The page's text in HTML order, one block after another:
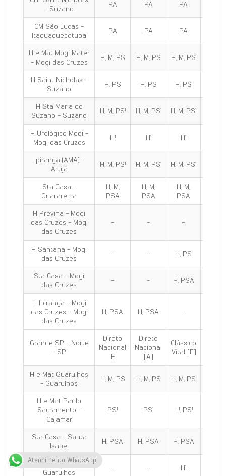
- Suzano
PA PA PA
CM São Lucas -
Itaquaquecetuba
PA PA PA
H e Mat Mogi Mater
- Mogi das Cruzes
H, M, PS H, M, PS H, M, PS
H Saint Nicholas -
Suzano
H, PS H, PS H, PS
H Sta Maria de
Suzano - Suzano
H, M, PS¹ H, M, PS¹ H, M, PS¹
H Urológico Mogi -
Mogi das Cruzes
H¹ H¹ H¹
Ipiranga (AMA) -
Arujá
H, M, PS¹ H, M, PS¹ H, M, PS¹
Sta Casa -
Guararema
H, M,
PSA
H, M,
PSA
H, M,
PSA
H Previna - Mogi
das Cruzes - Mogi
das Cruzes
- - H
H Santana - Mogi
das Cruzes
- - H, PS
Sta Casa - Mogi
das Cruzes
- - H, PSA
H Ipiranga - Mogi
das Cruzes - Mogi
das Cruzes
H, PSA H, PSA -
Grande SP - Norte
- SP
Direto
Nacional
[E]
Direto
Nacional
[A]
Clássico
Vital [E]
H e Mat Guarulhos
- Guarulhos
H, M, PS H, M, PS H, M, PS
H e Mat Paulo
Sacramento -
Cajamar
PS¹ PS¹ H¹, PS¹
Sta Casa - Santa
Isabel
H, PSA H, PSA H, PSA
H de Olhos C.R.O -
Guarulhos
- - H¹
Atendimento WhatsApp